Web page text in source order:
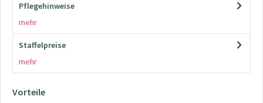
Pflegehinweise
mehr
Staffelpreise
mehr
Vorteile